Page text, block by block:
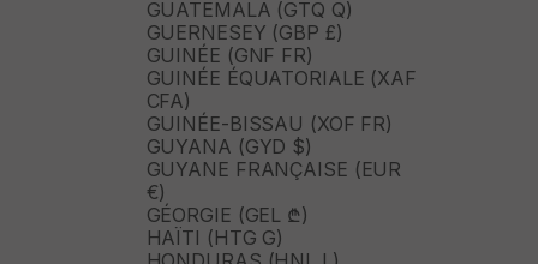
GUATEMALA (GTQ Q)
GUERNESEY (GBP £)
GUINÉE (GNF FR)
GUINÉE ÉQUATORIALE (XAF
CFA)
GUINÉE-BISSAU (XOF FR)
GUYANA (GYD $)
GUYANE FRANÇAISE (EUR
€)
GÉORGIE (GEL ₾)
HAÏTI (HTG G)